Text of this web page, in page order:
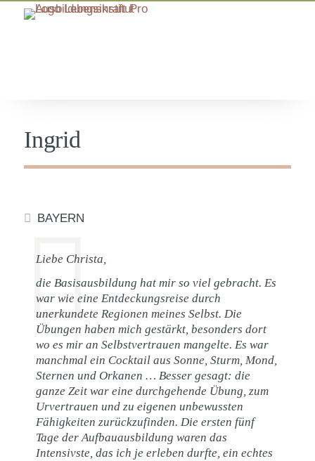
Ingrid
BAYERN
Liebe Christa,
die Basisausbildung hat mir so viel gebracht. Es
war wie eine Entdeckungsreise durch
unerkundete Regionen meines Selbst. Die
Übungen haben mich gestärkt, besonders dort
wo es mir an Selbstvertrauen mangelte. Es war
manchmal ein Cocktail aus Sonne, Sturm, Mond,
Sternen und Orkanen … Besser gesagt: die
ganze Zeit war eine durchgehende Übung, zum
Urvertrauen und zu eigenen unbewussten
Fähigkeiten zurückzufinden. Die ersten fünf
Tage der Aufbauausbildung waren das
Intensivste, das ich je erleben durfte, ein echtes